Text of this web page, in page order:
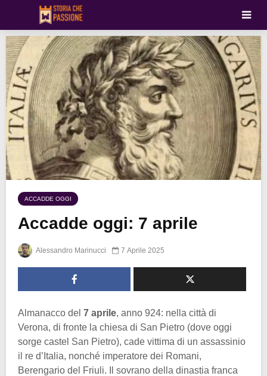
ACCADDE OGGI
Accadde oggi: 7 aprile
Alessandro Marinucci 7 Aprile 2025
Almanacco del 7 aprile, anno 924: nella città di
Verona, di fronte la chiesa di San Pietro (dove oggi
sorge castel San Pietro), cade vittima di un assassinio
il re d’Italia, nonché imperatore dei Romani,
Berengario del Friuli. Il sovrano della dinastia franca